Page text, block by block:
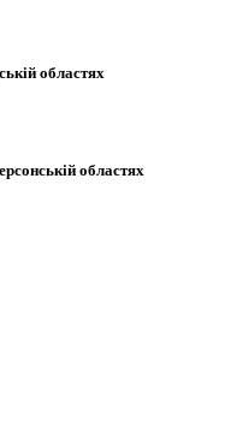
областях
областях